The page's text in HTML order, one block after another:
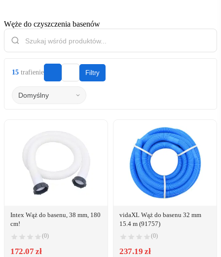
Węże do czyszczenia basenów
15 trafienie Filtry
Intex Wąż do basenu, 38 mm, 180
cm!
(0)
172.07 zł
vidaXL Wąż do basenu 32 mm
15.4 m (91757)
(0)
237.19 zł